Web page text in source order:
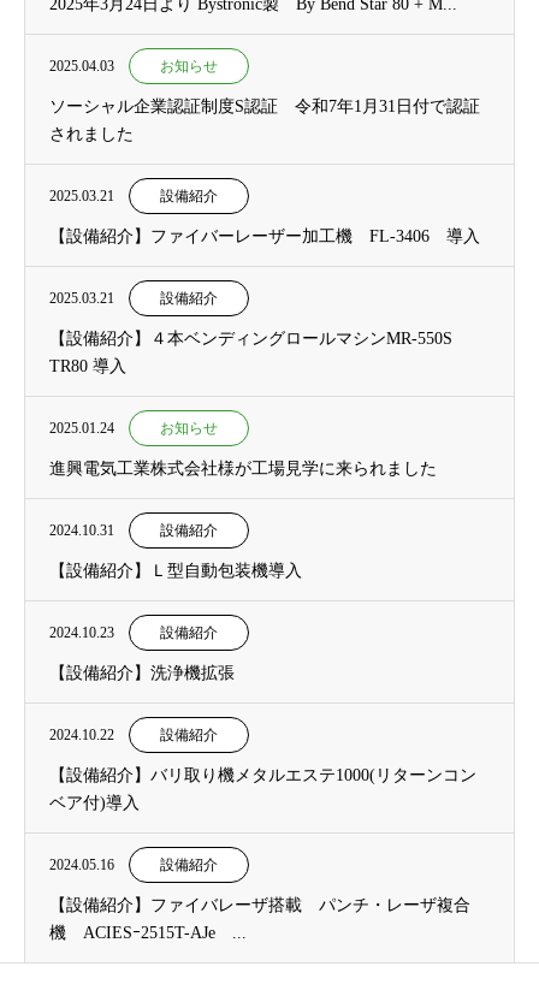
2025年3月24日より Bystronic製 By Bend Star 80 + M...
2025.04.03 お知らせ
ソーシャル企業認証制度S認証 令和7年1月31日付で認証
されました
2025.03.21 設備紹介
【設備紹介】ファイバーレーザー加工機 FL-3406 導入
2025.03.21 設備紹介
【設備紹介】４本ベンディングロールマシンMR-550S
TR80 導入
2025.01.24 お知らせ
進興電気工業株式会社様が工場見学に来られました
2024.10.31 設備紹介
【設備紹介】Ｌ型自動包装機導入
2024.10.23 設備紹介
【設備紹介】洗浄機拡張
2024.10.22 設備紹介
【設備紹介】バリ取り機メタルエステ1000(リターンコン
ベア付)導入
2024.05.16 設備紹介
【設備紹介】ファイバレーザ搭載 パンチ・レーザ複合
機 ACIESｰ2515T-AJe ...